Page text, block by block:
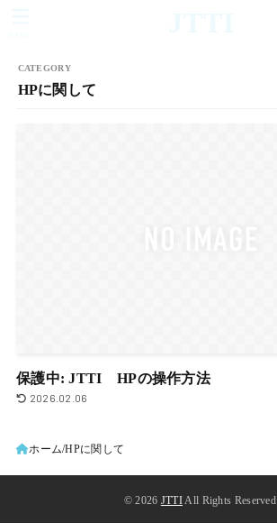
HPに関して
保護中: JTTI HPの操作方法
2026.02.06
ホーム HPに関して
© 2026 JTTI All Rights Reserved.